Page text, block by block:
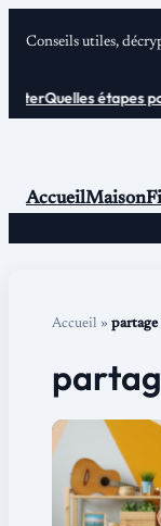
Conseils utiles,
Quelles étapes
AccueilMaison
Accueil »